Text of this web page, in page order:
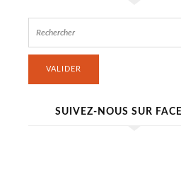
VALIDER
SUIVEZ-NOUS SUR